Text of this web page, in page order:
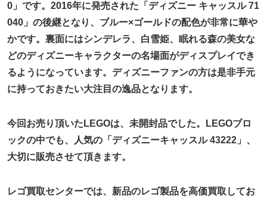
0」です。2016年に発売された「ディズニー キャッスル 71
040」の後継となり、ブルー×ゴールドの配色が非常に華や
かです。裏面にはシンデレラ、白雪姫、眠れる森の美女な
どのディズニーキャラクターの名場面がディスプレイでき
るようになっています。ディズニーファンの方は是非手元
に持っておきたい大注目の逸品となります。
今回お売り頂いたLEGOは、未開封品でした。LEGOブロ
ックの中でも、人気の「ディズニーキャッスル 43222」、
大切に販売させて頂きます。
レゴ買取センターでは、新品のレゴ製品を高価買取してお